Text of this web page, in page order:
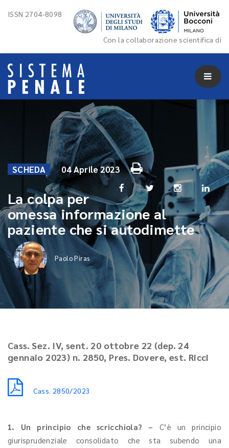
ISSN 2704-8098
Con la collaborazione scientifica di
SCHEDA 04 Aprile 2023
La colpa per
omessa informazione al
paziente che si autodimette
Paolo Piras
Cass. Sez. IV, sent. 20 ottobre 22 (dep. 24
gennaio 2023) n. 2850, Pres. Dovere, est. Ricci
Cass. 2850/2023
1. Un principio che scricchiola? – C’è un principio
giurisprudenziale consolidato che sta subendo una